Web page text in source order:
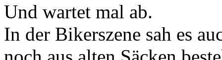
Und wartet mal ab.
In der Bikerszene sah es